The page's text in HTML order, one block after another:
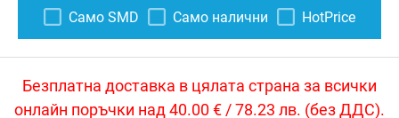
Само SMD Само налични HotPrice
Безплатна доставка в цялата страна за всички
онлайн поръчки над 40.00 € / 78.23 лв. (без ДДС).